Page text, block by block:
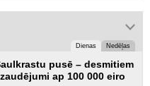
Dienas Nedēļas
pusē – desmitiem
ap 100 000 eiro